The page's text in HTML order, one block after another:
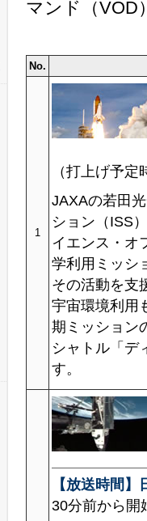
マンド（VOD
No.
1
（打上げ予
JAXAの若田
ション（ISS
イエンス・オ
学利用ミッシ
その活動を支
宇宙環境利用
期ミッション
シャトル「デ
す。
【放送時間
30分前から開